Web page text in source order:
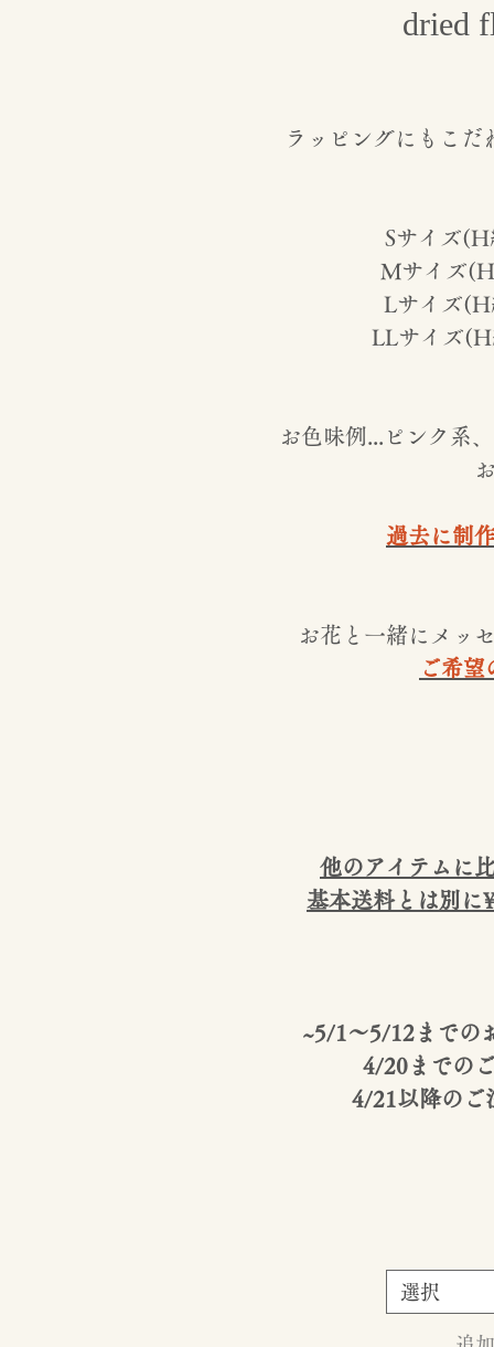
dried
ラッピングにもこだ
Sサイズ
Mサイズ
Lサイズ(H
LLサイズ(H
お色味例...ピンク系
過去に制
お花と一緒にメッ
ご希
他のアイテムに
基本送料とは別に
~5/1〜5/12までの
4/20までの
4/21以降の
選択